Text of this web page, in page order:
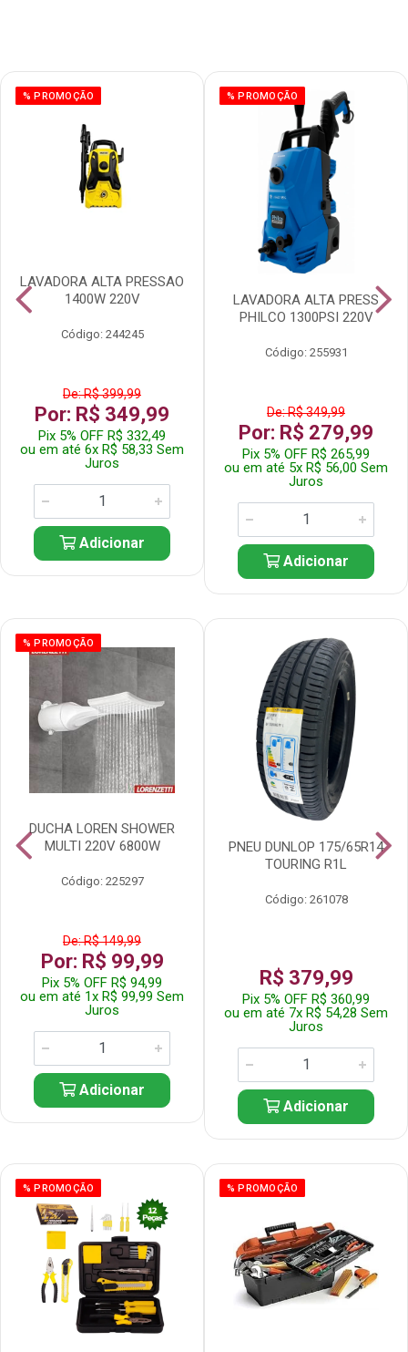
% PROMOÇÃO
LAVADORA ALTA PRESSAO
1400W 220V
Código: 244245
De: R$ 399,99
Por: R$ 349,99
Pix 5% OFF R$ 332,49
ou em até 6x R$ 58,33 Sem
Juros
Adicionar
% PROMOÇÃO
LAVADORA ALTA PRESS
PHILCO 1300PSI 220V
Código: 255931
De: R$ 349,99
Por: R$ 279,99
Pix 5% OFF R$ 265,99
ou em até 5x R$ 56,00 Sem
Juros
Adicionar
% PROMOÇÃO
DUCHA LOREN SHOWER
MULTI 220V 6800W
Código: 225297
De: R$ 149,99
Por: R$ 99,99
Pix 5% OFF R$ 94,99
ou em até 1x R$ 99,99 Sem
Juros
Adicionar
PNEU DUNLOP 175/65R14
TOURING R1L
Código: 261078
R$ 379,99
Pix 5% OFF R$ 360,99
ou em até 7x R$ 54,28 Sem
Juros
Adicionar
% PROMOÇÃO % PROMOÇÃO